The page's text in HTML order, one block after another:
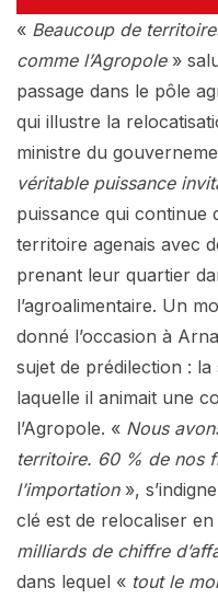
« Beaucoup de
comme l’Agropole»
passage dans le pôle
qui illustre la
ministre du
véritable puissance
puissance qui continue
territoire agenais avec
prenant leur quartier
l’agroalimentaire. Un
donné l’occasion à
sujet de prédilection :
laquelle il animait une
l’Agropole. « Nous
territoire. 60 % de nos
l’importation»,
clé est de relocaliser
milliards de chiffre
dans lequel « tout le